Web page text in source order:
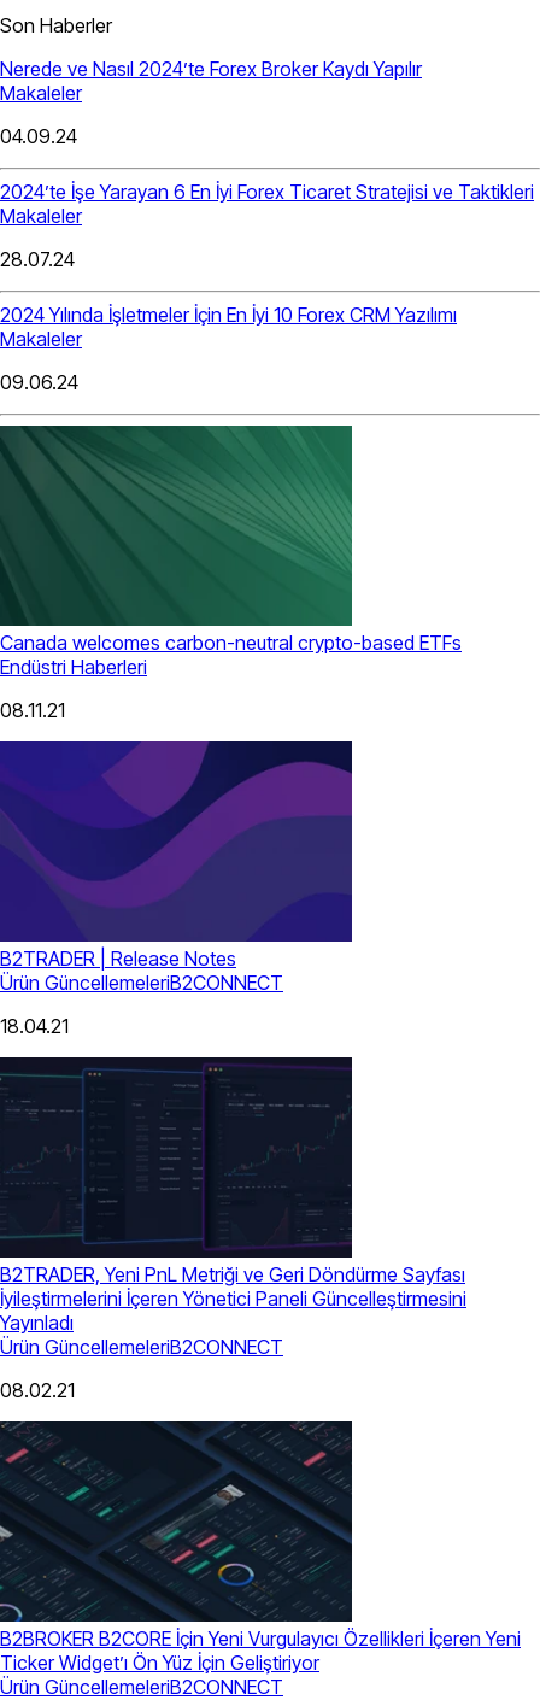
Son Haberler
Nerede ve Nasıl 2024’te Forex Broker Kaydı Yapılır
Makaleler
04.09.24
2024’te İşe Yarayan 6 En İyi Forex Ticaret Stratejisi ve Taktikleri
Makaleler
28.07.24
2024 Yılında İşletmeler İçin En İyi 10 Forex CRM Yazılımı
Makaleler
09.06.24
Canada welcomes carbon-neutral crypto-based ETFs
Endüstri Haberleri
08.11.21
B2TRADER | Release Notes
Ürün GüncellemeleriB2CONNECT
18.04.21
B2TRADER, Yeni PnL Metriği ve Geri Döndürme Sayfası
İyileştirmelerini İçeren Yönetici Paneli Güncelleştirmesini
Yayınladı
Ürün GüncellemeleriB2CONNECT
08.02.21
B2BROKER B2CORE İçin Yeni Vurgulayıcı Özellikleri İçeren Yeni
Ticker Widget’ı Ön Yüz İçin Geliştiriyor
Ürün GüncellemeleriB2CONNECT